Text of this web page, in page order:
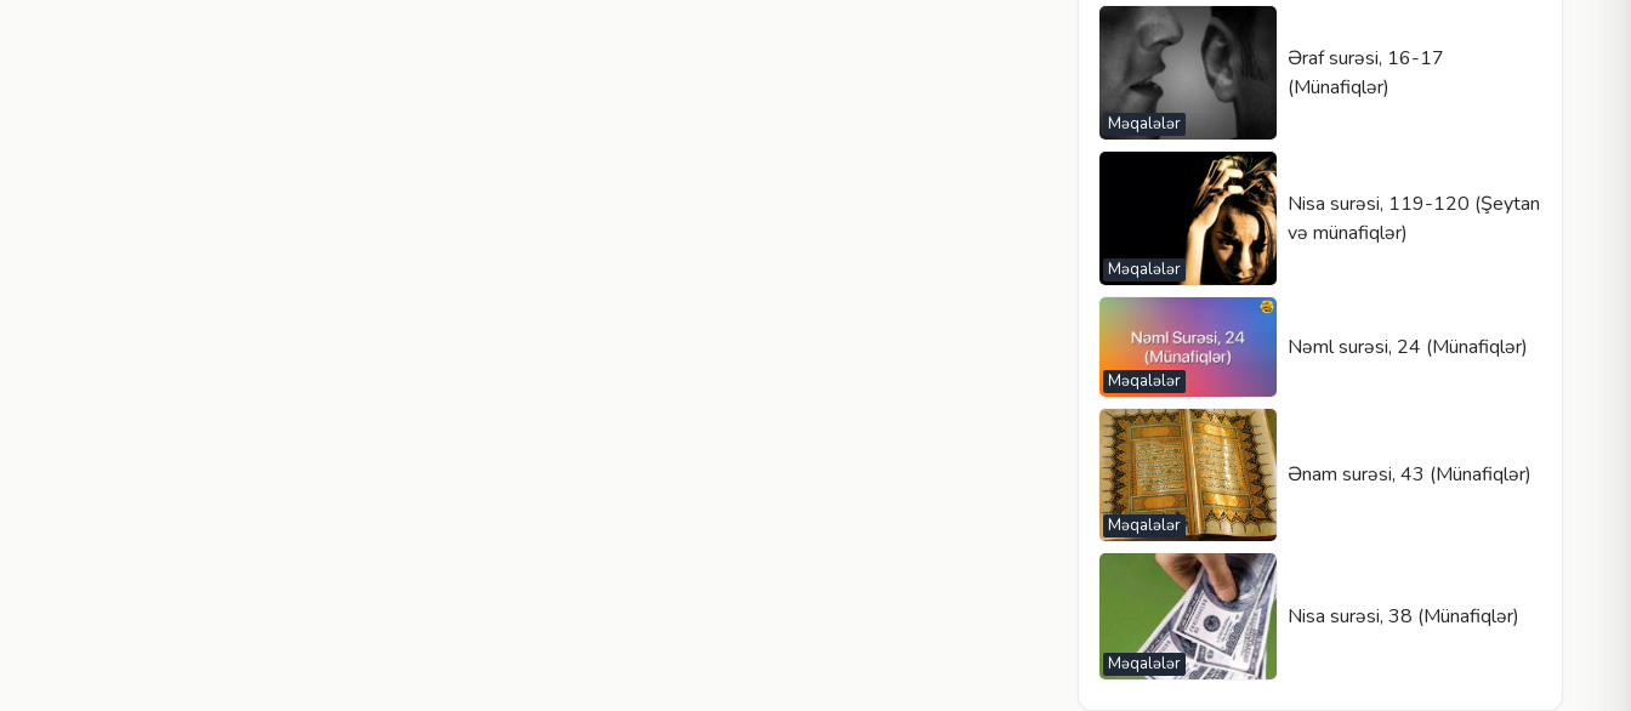
Məqalələr
Əraf surəsi, 16-17
(Münafiqlər)
Məqalələr
Nisa surəsi, 119-120 (Şeytan
və münafiqlər)
Məqalələr
Nəml surəsi, 24 (Münafiqlər)
Məqalələr
Ənam surəsi, 43 (Münafiqlər)
Məqalələr
Nisa surəsi, 38 (Münafiqlər)